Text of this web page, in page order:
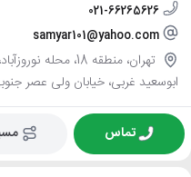
021-66265626
samyar101@yahoo.com
تهران، منطقه 18،
ابوسعید غربی، خیابان ولی عصر
تماس